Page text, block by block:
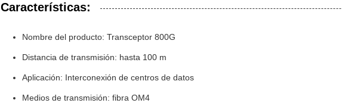
Características:
Nombre del producto: Transceptor 800G
Distancia de transmisión: hasta 100 m
Aplicación: Interconexión de centros de datos
Medios de transmisión: fibra OM4